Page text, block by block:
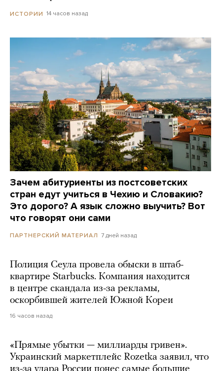
ИСТОРИИ 14 часов назад
Зачем абитуриенты из постсоветских
стран едут учиться в Чехию и Словакию?
Это дорого? А язык сложно выучить? Вот
что говорят они сами
ПАРТНЕРСКИЙ МАТЕРИАЛ 7 дней назад
Полиция Сеула провела обыски в штаб-
квартире Starbucks. Компания находится
в центре скандала из-за рекламы,
оскорбившей жителей Южной Кореи
16 часов назад
«Прямые убытки — миллиарды гривен».
Украинский маркетплейс Rozetka заявил, что
из-за удара России понес самые большие